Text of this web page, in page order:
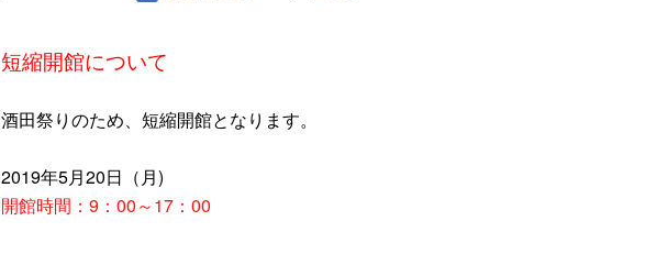
短縮開館について
酒田祭りのため、短縮開館となります。
2019年5月20日（月)
開館時間：9：00～17：00